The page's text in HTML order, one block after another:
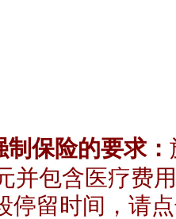
保险的要求：
并包含医疗费
停留时间，请